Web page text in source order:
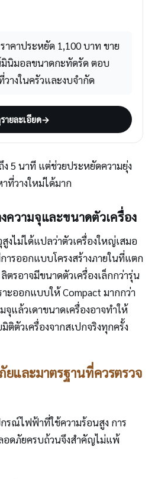
าคาประหยัด 1,100 บาท ขาย
นิมอลขนาดกะทัดรัด ตอบ
างในครัวและงบจำกัด
ายละเอียด→
ง 5 นาที แต่ช่วยประหยัดความยุ่ง
ที่วางใหม่ได้มาก
ความจุและขนาดตัวเครื่อง
งไม่ได้แปลว่าตัวเครื่องใหญ่เสมอ
รออกแบบโครงสร้างภายในที่แตก
ตรอาจมีขนาดตัวเครื่องเล็กกว่ารุ่น
ะออกแบบให้ Compact มากกว่า
แล้วเดาขนาดเครื่องอาจทำให้
ติตัวเครื่องจากสเปกจริงทุกครั้ง
และมาตรฐานที่ควรตรวจ
ณ์ไฟฟ้าที่ใช้ความร้อนสูง การ
อดภัยครบถ้วนจึงสำคัญไม่แพ้